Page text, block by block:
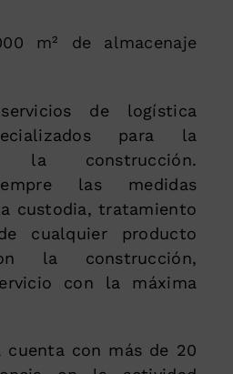
m² de almacenaje
de logística
para la
la construcción.
las medidas
custodia, tratamiento
cualquier producto
la construcción,
con la máxima
cuenta con más de 20